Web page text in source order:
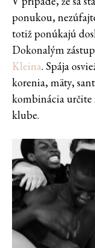
ponukou,
totiž ponúkajú
Dokonalým
Kleina. Spája
korenia, mäty,
kombinácia určite
klube.